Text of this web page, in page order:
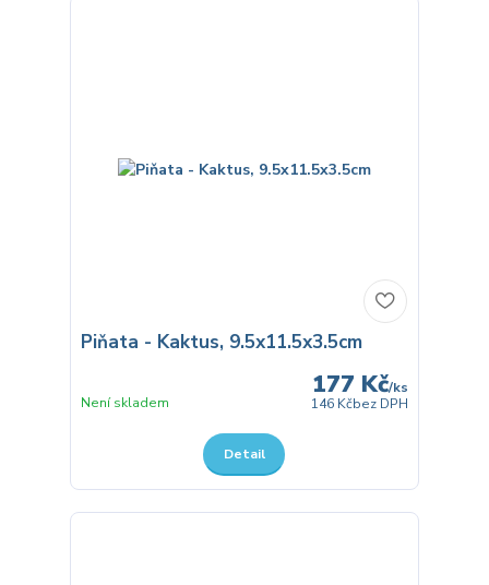
Piňata - Kaktus, 9.5x11.5x3.5cm
177 Kč/ks
146 Kčbez DPH
Není skladem
Detail